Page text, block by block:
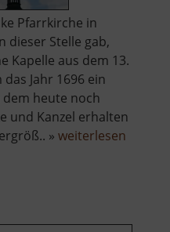
Pfarrkirche in
dieser Stelle gab,
Kapelle aus dem 13.
Jahr 1696 ein
heute noch
und Kanzel erhalten
» weiterlesen